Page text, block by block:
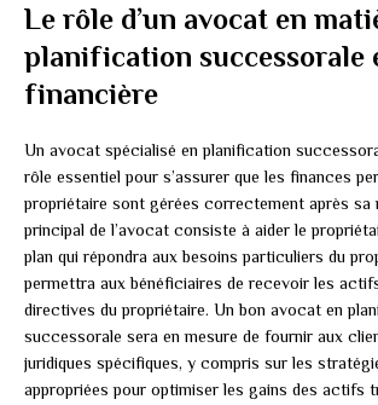
Le rôle d’un avocat en
planification successorale
financière
Un avocat spécialisé en planification
rôle essentiel pour s’assurer que les finances
propriétaire sont gérées correctement après sa
principal de l’avocat consiste à aider le
plan qui répondra aux besoins particuliers du
permettra aux bénéficiaires de recevoir les
directives du propriétaire. Un bon avocat en
successorale sera en mesure de fournir aux
juridiques spécifiques, y compris sur les
appropriées pour optimiser les gains des actifs